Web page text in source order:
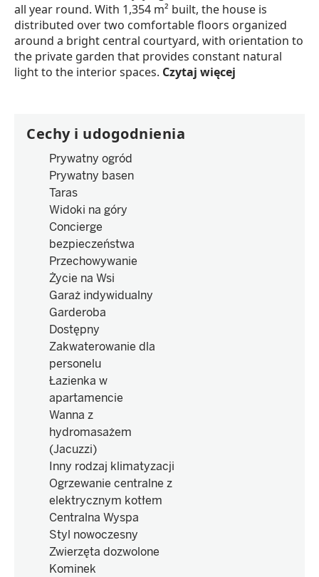
all year round. With 1,354 m² built, the house is
distributed over two comfortable floors organized
around a bright central courtyard, with orientation to
the private garden that provides constant natural
light to the interior spaces. Czytaj więcej
Cechy i udogodnienia
Prywatny ogród
Prywatny basen
Taras
Widoki na góry
Concierge
bezpieczeństwa
Przechowywanie
Życie na Wsi
Garaż indywidualny
Garderoba
Dostępny
Zakwaterowanie dla
personelu
Łazienka w
apartamencie
Wanna z
hydromasażem
(Jacuzzi)
Inny rodzaj klimatyzacji
Ogrzewanie centralne z
elektrycznym kotłem
Centralna Wyspa
Styl nowoczesny
Zwierzęta dozwolone
Kominek